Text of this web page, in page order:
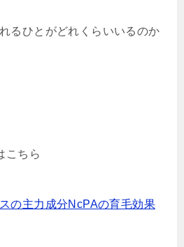
るひとがどれくらいいるのか
こちら
の主力成分NcPAの育毛効果